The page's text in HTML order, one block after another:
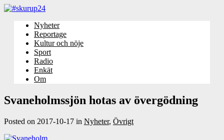
Nyheter
Reportage
Kultur och nöje
Sport
Radio
Enkät
Om
Svaneholmssjön hotas av övergödning
Posted on 2017-10-17 in Nyheter, Övrigt